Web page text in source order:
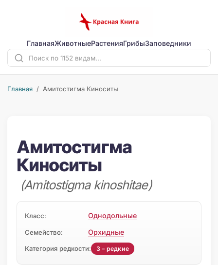
ГлавнаяЖивотныеРастенияГрибыЗаповедники
Главная / Амитостигма Киноситы
Амитостигма
Киноситы
(Amitostigma kinoshitae)
Класс: Однодольные
Семейство: Орхидные
Категория редкости: 3 – редкие